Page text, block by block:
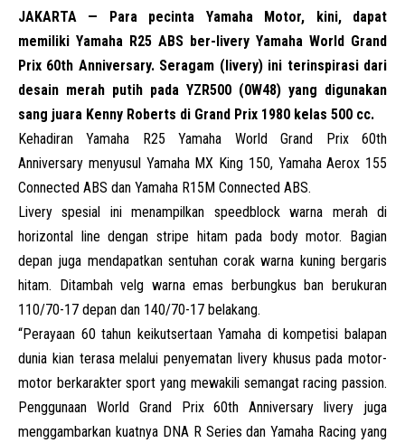
JAKARTA — Para pecinta Yamaha Motor, kini, dapat
memiliki Yamaha R25 ABS ber-livery Yamaha World Grand
Prix 60th Anniversary. Seragam (livery) ini terinspirasi dari
desain merah putih pada YZR500 (0W48) yang digunakan
sang juara Kenny Roberts di Grand Prix 1980 kelas 500 cc.
Kehadiran Yamaha R25 Yamaha World Grand Prix 60th
Anniversary menyusul Yamaha MX King 150, Yamaha Aerox 155
Connected ABS dan Yamaha R15M Connected ABS.
Livery spesial ini menampilkan speedblock warna merah di
horizontal line dengan stripe hitam pada body motor. Bagian
depan juga mendapatkan sentuhan corak warna kuning bergaris
hitam. Ditambah velg warna emas berbungkus ban berukuran
110/70-17 depan dan 140/70-17 belakang.
“Perayaan 60 tahun keikutsertaan Yamaha di kompetisi balapan
dunia kian terasa melalui penyematan livery khusus pada motor-
motor berkarakter sport yang mewakili semangat racing passion.
Penggunaan World Grand Prix 60th Anniversary livery juga
menggambarkan kuatnya DNA R Series dan Yamaha Racing yang